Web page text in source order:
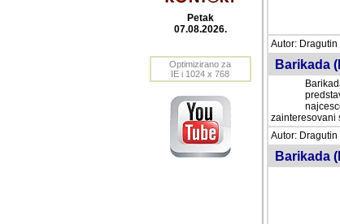
Petak
07.08.2026.
Optimizirano za
IE i 1024 x 768
Autor: Dragutin
Barikada
zainteresovani
Autor: Dragutin
Barikada